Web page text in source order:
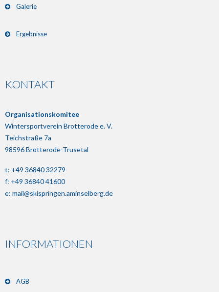
Galerie
Ergebnisse
KONTAKT
Organisationskomitee
Wintersportverein Brotterode e. V.
Teichstraße 7a
98596 Brotterode-Trusetal
t: +49 36840 32279
f: +49 36840 41600
e: mail@skispringen.aminselberg.de
INFORMATIONEN
AGB